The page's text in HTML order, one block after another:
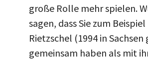
große Rolle mehr spielen.
sagen, dass Sie zum
Rietzschel (1994 in
gemeinsam haben als mit